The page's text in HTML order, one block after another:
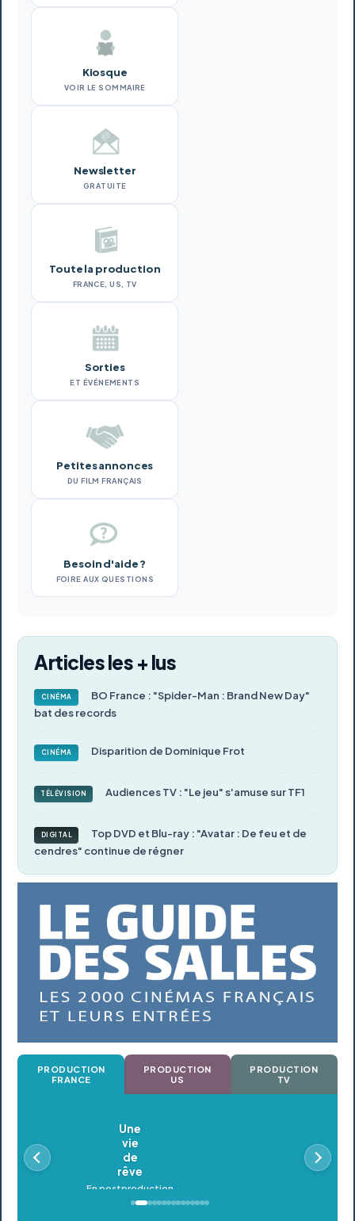
Kiosque
VOIR LE SOMMAIRE
Newsletter
GRATUITE
Toute la production
FRANCE, US, TV
Sorties
ET ÉVÉNEMENTS
Petites annonces
DU FILM FRANÇAIS
Besoin d'aide ?
FOIRE AUX QUESTIONS
Articles les + lus
CINÉMA
BO France : "Spider-Man : Brand New Day"
bat des records
CINÉMA Disparition de Dominique Frot
TÉLÉVISION Audiences TV : "Le jeu" s'amuse sur TF1
DIGITAL
Top DVD et Blu-ray : "Avatar : De feu et de
cendres" continue de régner
PRODUCTION
FRANCE
PRODUCTION
US
PRODUCTION
TV
Oldeupe
En postproduction